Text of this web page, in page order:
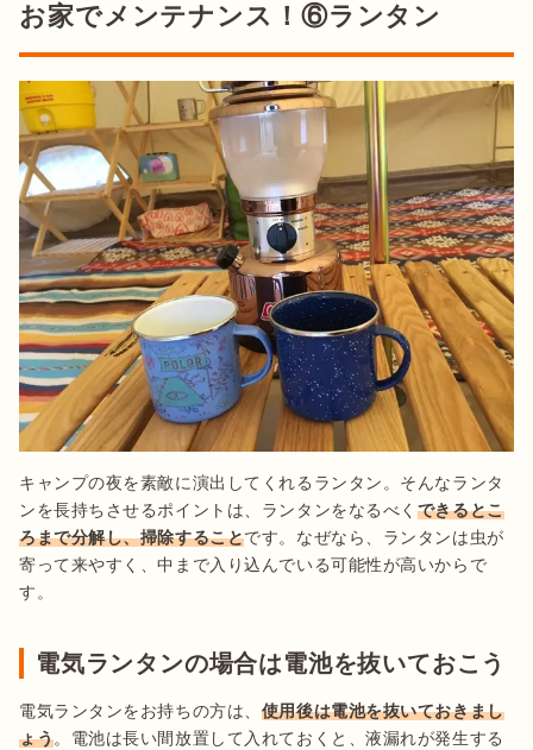
お家でメンテナンス！⑥ランタン
キャンプの夜を素敵に演出してくれるランタン。そんなランタ
ンを長持ちさせるポイントは、ランタンをなるべく できるとこ
ろまで分解し、掃除することです。なぜなら、ランタンは虫が
寄って来やすく、中まで入り込んでいる可能性が高いからで
す。
電気ランタンの場合は電池を抜いておこう
電気ランタンをお持ちの方は、 使用後は電池を抜いておきまし
ょう。電池は長い間放置して入れておくと、液漏れが発生する